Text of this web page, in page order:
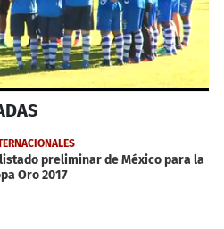
preliminar de México para la
Oro 2017